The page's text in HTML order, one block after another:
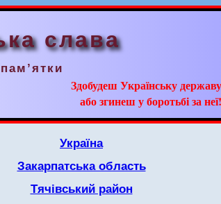
слава
Здобудеш Українську державу
або згинеш у боротьбі за неї!
Україна
Закарпатська область
Тячівський район